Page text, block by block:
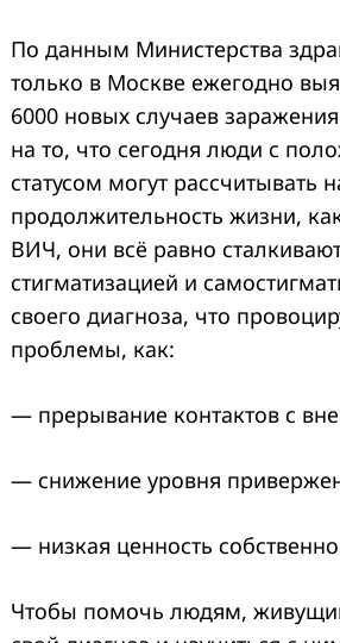
По данным Министерства
только в Москве ежегодно
6000 новых случаев
на то, что сегодня люди с
статусом могут рассчитывать
продолжительность жизни,
ВИЧ, они всё равно
стигматизацией и
своего диагноза, что
проблемы, как:
— прерывание контактов с
— снижение уровня
— низкая ценность
Чтобы помочь людям,